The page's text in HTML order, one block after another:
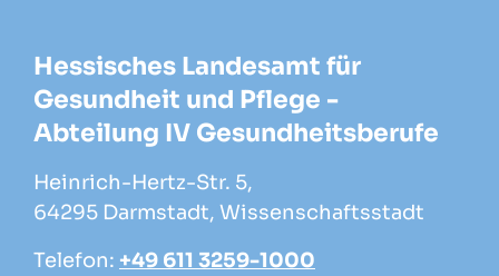
Hessisches Landesamt für
Gesundheit und Pflege -
Abteilung IV Gesundheitsberufe
Heinrich-Hertz-Str. 5,
64295 Darmstadt, Wissenschaftsstadt
Telefon: +49 611 3259-1000